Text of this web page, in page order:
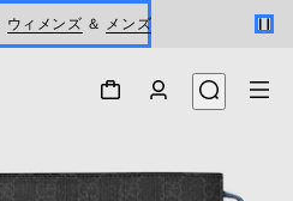
ウィメンズ ＆ メンズ